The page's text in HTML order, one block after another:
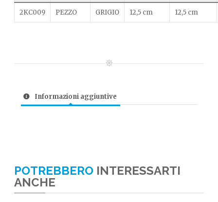
2KC009 PEZZO GRIGIO 12,5 cm 12,5 cm
Informazioni aggiuntive
POTREBBERO INTERESSARTI
ANCHE